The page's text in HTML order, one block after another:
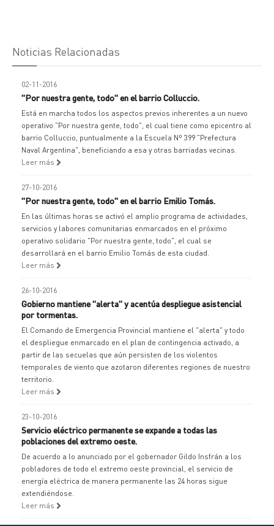
Noticias Relacionadas
02-11-2016
"Por nuestra gente, todo" en el barrio Colluccio.
Está en marcha todos los aspectos previos inherentes a un nuevo
operativo "Por nuestra gente, todo", el cual tiene como epicentro al
barrio Colluccio, puntualmente a la Escuela Nº 399 "Prefectura
Naval Argentina", beneficiando a esa y otras barriadas vecinas.
Leer más
27-10-2016
"Por nuestra gente, todo" en el barrio Emilio Tomás.
En las últimas horas se activó el amplio programa de actividades,
servicios y labores comunitarias enmarcados en el próximo
operativo solidario "Por nuestra gente, todo", el cual se
desarrollará en el barrio Emilio Tomás de esta ciudad.
Leer más
26-10-2016
Gobierno mantiene "alerta" y acentúa despliegue asistencial
por tormentas.
El Comando de Emergencia Provincial mantiene el "alerta" y todo
el despliegue enmarcado en el plan de contingencia activado, a
partir de las secuelas que aún persisten de los violentos
temporales de viento que azotaron diferentes regiones de nuestro
territorio.
Leer más
23-10-2016
Servicio eléctrico permanente se expande a todas las
poblaciones del extremo oeste.
De acuerdo a lo anunciado por el gobernador Gildo Insfrán a los
pobladores de todo el extremo oeste provincial, el servicio de
energía eléctrica de manera permanente las 24 horas sigue
extendiéndose.
Leer más